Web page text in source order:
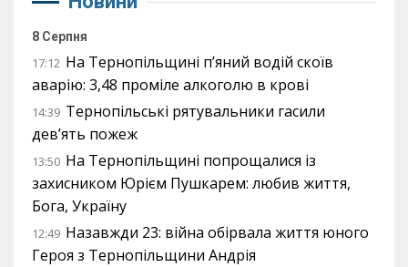
8 Серпня
17:12 На Тернопільщині п’яний водій скоїв
аварію: 3,48 проміле алкоголю в крові
14:39 Тернопільські рятувальники гасили
дев’ять пожеж
13:50 На Тернопільщині попрощалися із
захисником Юрієм Пушкарем: любив життя,
Бога, Україну
12:49 Назавжди 23: війна обірвала життя юного
Героя з Тернопільщини Андрія